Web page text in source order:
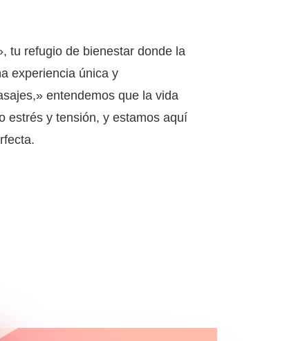
tu refugio de bienestar donde la
experiencia única y
entendemos que la vida
estrés y tensión, y estamos aquí